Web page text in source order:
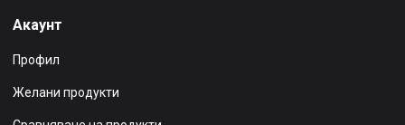
Акаунт
Профил
Желани продукти